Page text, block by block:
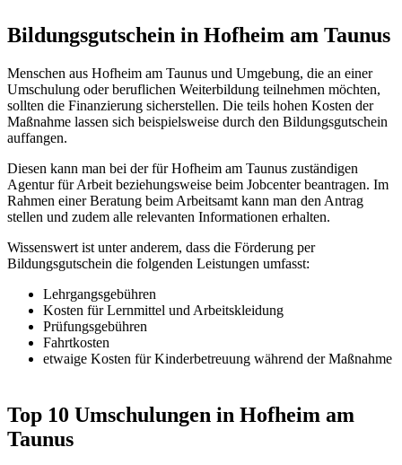
Bildungsgutschein in Hofheim am Taunus
Menschen aus Hofheim am Taunus und Umgebung, die an einer
Umschulung oder beruflichen Weiterbildung teilnehmen möchten,
sollten die Finanzierung sicherstellen. Die teils hohen Kosten der
Maßnahme lassen sich beispielsweise durch den Bildungsgutschein
auffangen.
Diesen kann man bei der für Hofheim am Taunus zuständigen
Agentur für Arbeit beziehungsweise beim Jobcenter beantragen. Im
Rahmen einer Beratung beim Arbeitsamt kann man den Antrag
stellen und zudem alle relevanten Informationen erhalten.
Wissenswert ist unter anderem, dass die Förderung per
Bildungsgutschein die folgenden Leistungen umfasst:
Lehrgangsgebühren
Kosten für Lernmittel und Arbeitskleidung
Prüfungsgebühren
Fahrtkosten
etwaige Kosten für Kinderbetreuung während der Maßnahme
Top 10 Umschulungen in Hofheim am
Taunus